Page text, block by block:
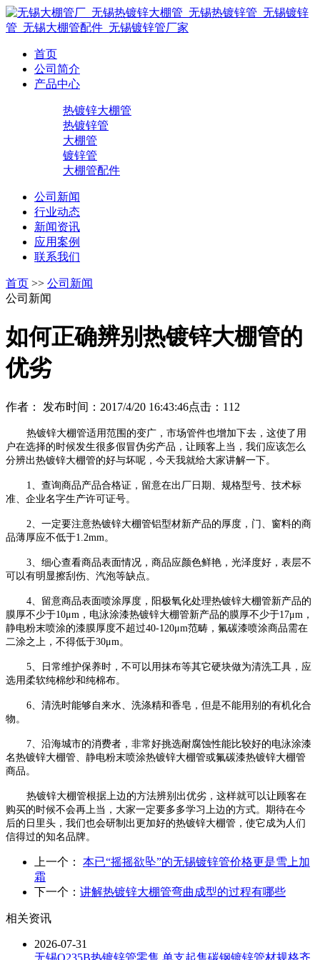
首页
公司简介
产品中心
热镀锌大棚管
热镀锌管
大棚管
镀锌管
大棚管配件
公司新闻
行业动态
新闻资讯
应用案例
联系我们
首页 >> 公司新闻
公司新闻
如何正确辨别热镀锌大棚管的
优劣
作者： 发布时间：2017/4/20 16:43:46点击： 112
热镀锌大棚管适用范围的变广，市场管件也增加下去，这使了用
户在选择的时候发生很多假冒伪劣产品，让顾客上当，我们应该怎么
分辨出热镀锌大棚管的好与坏呢，今天我就给大家讲解一下。
1、查询商品产品合格证，留意在出厂日期、规格型号、技术标
准、企业名字生产许可证号。
2、一定要注意热镀锌大棚管铝型材新产品的厚度，门、窗料的商
品薄厚应不低于1.2mm。
3、细心查看商品表面情况，商品应颜色鲜艳，光泽度好，表层不
可以有明显擦刮伤、汽泡等缺点。
4、留意商品表面喷涂厚度，阳极氧化处理热镀锌大棚管新产品的
膜厚不少于10μm，电泳涂漆热镀锌大棚管新产品的膜厚不少于17μm，
静电粉末喷涂的漆膜厚度不超过40-120μm范畴，氟碳漆喷涂商品需在
二涂之上，不得低于30μm。
5、日常维护保养时，不可以用抹布等其它硬块做为清洗工具，应
选用柔软纯棉纱和纯棉布。
6、清洗时能够自来水、洗涤精和香皂，但是不能用别的有机化合
物。
7、沿海城市的消费者，非常好挑选耐腐蚀性能比较好的电泳涂漆
名热镀锌大棚管、静电粉末喷涂热镀锌大棚管或氟碳漆热镀锌大棚管
商品。
热镀锌大棚管根据上边的方法辨别出优劣，这样就可以让顾客在
购买的时候不会再上当，大家一定要多多学习上边的方式。期待在今
后的日里头，我们也会研制出更加好的热镀锌大棚管，使它成为人们
信得过的知名品牌。
上一个： 本已“摇摇欲坠”的无锡镀锌管价格更是雪上加
霜
下一个： 讲解热镀锌大棚管弯曲成型的过程有哪些
相关资讯
2026-07-31
无锡Q235B热镀锌管零售 单支起售碳钢镀锌管材规格齐